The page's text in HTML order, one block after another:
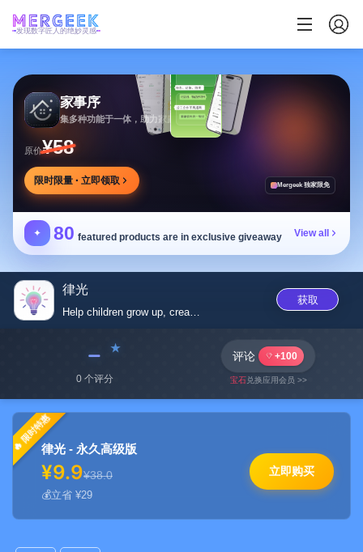
发现数字匠人的绝妙灵感
家事序
集多种功能于一体，助力家庭生活有序协作
原价¥58
限时限量 · 立即领取 Mergeek 独家限免
✦ 80 featured products are in exclusive giveaway View all
律光
Help children grow up, create ...
获取
﹣
0 个评分
评论 +100
宝石兑换应用会员 >>
限时特惠
律光 - 永久高级版
¥9.9¥38.0
立省 ¥29
立即购买